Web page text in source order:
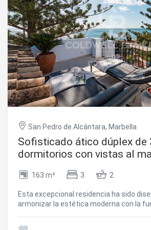
LUTRON, calefacción por suelo
cuidadosamente seleccionados para
confort y sofisticación. El complejo destaca por sus
espectaculares espacios exteriores,
piscina privada de 60 m², un bar junto a
jardines paisajísticos y un exclusivo
azotea con piscina de inmersión y
villas cuentan con sistemas de sonido
gama y un completo sistema de
ofrece total privacidad y tranquilidad. Una oportunidad
única como residencia principal,
prestigiosas de Marbella. #ref:CBSH1525
San Pedro de Alcántara, Marbella
Sofisticado ático dúplex de
dormitorios con vistas al
163 m² 3 2
Esta excepcional residencia ha sido
armonizar la estética moderna con la